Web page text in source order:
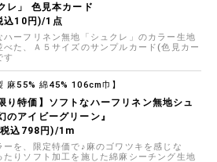
レ」 色見本カード
込10円)/1点
ハーフリネン無地「シュクレ」のカラー生地
べた、Ａ５サイズのサンプルカード(色見カー
す
麻55% 綿45% 106cm巾】
り特価】ソフトなハーフリネン無地シュ
のアイビーグリーン』
込798円)/1m
ーを、限定特価で♪麻のゴワツキを感じな
たりソフト加工を施した綿麻シーチング生地